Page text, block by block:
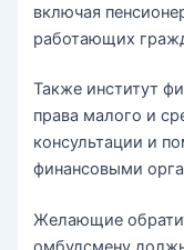
включая
работающих
Также институт
права малого и
консультации и
финансовыми
Желающие